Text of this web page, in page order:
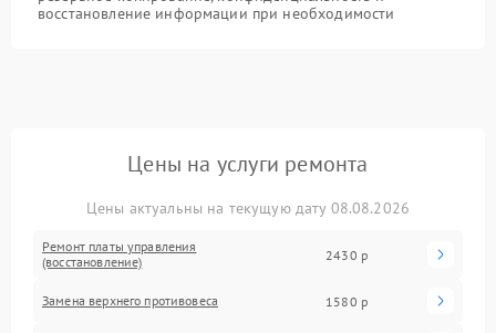
восстановление информации при необходимости
Цены на услуги ремонта
Цены актуальны на текущую дату 08.08.2026
Ремонт платы управления
(восстановление)
2430 р
Замена верхнего противовеса 1580 р